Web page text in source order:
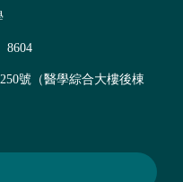
8604
號（醫學綜合大樓後棟